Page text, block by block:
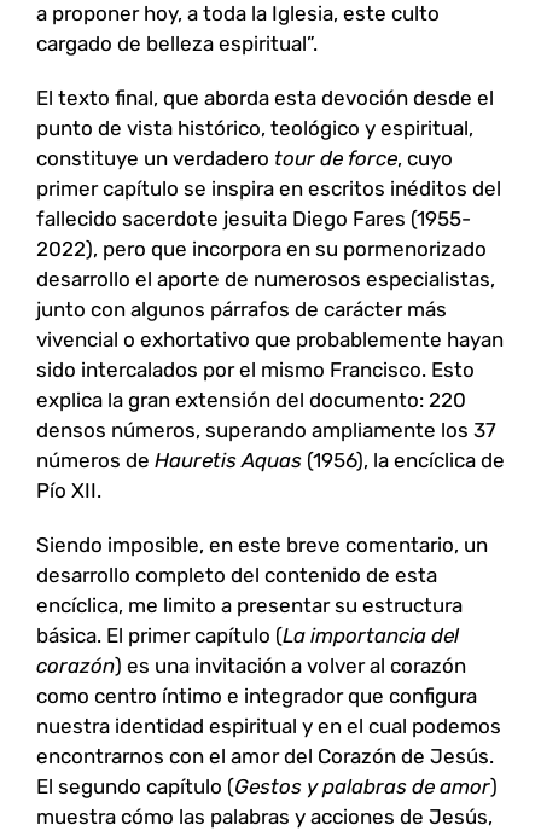
a proponer hoy, a toda la Iglesia, este culto
cargado de belleza espiritual”.
El texto final, que aborda esta devoción desde el
punto de vista histórico, teológico y espiritual,
constituye un verdadero tour de force, cuyo
primer capítulo se inspira en escritos inéditos del
fallecido sacerdote jesuita Diego Fares (1955-
2022), pero que incorpora en su pormenorizado
desarrollo el aporte de numerosos especialistas,
junto con algunos párrafos de carácter más
vivencial o exhortativo que probablemente hayan
sido intercalados por el mismo Francisco. Esto
explica la gran extensión del documento: 220
densos números, superando ampliamente los 37
números de Hauretis Aquas (1956), la encíclica de
Pío XII.
Siendo imposible, en este breve comentario, un
desarrollo completo del contenido de esta
encíclica, me limito a presentar su estructura
básica. El primer capítulo (La importancia del
corazón) es una invitación a volver al corazón
como centro íntimo e integrador que configura
nuestra identidad espiritual y en el cual podemos
encontrarnos con el amor del Corazón de Jesús.
El segundo capítulo (Gestos y palabras de amor)
muestra cómo las palabras y acciones de Jesús,